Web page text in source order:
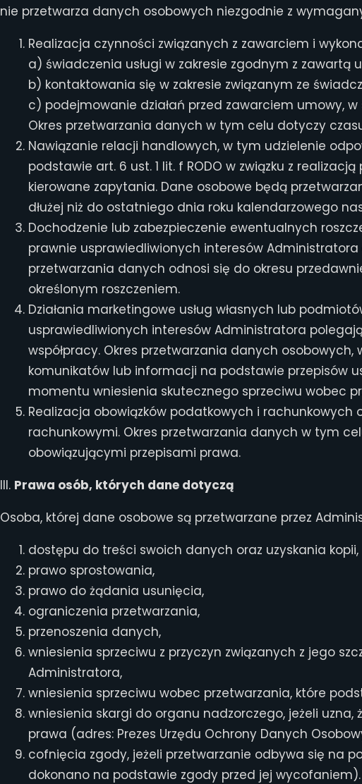
nie przetwarza danych osobowych niezgodnie z
Realizacja czynności związanych z zawarciem i
a) świadczenia usługi w zakresie zgodnym z zawartą
b) kontaktowania się w zakresie związanym ze
c) podejmowanie działań przed zawarciem umowy,
Okres przetwarzania danych w tym celu dotyczy
Nawiązanie relacji handlowych, w tym udzielenie
podstawie art. 6 ust. 1 lit. f RODO w związku z
kierowane zapytania. Dane osobowe będą
dłużej niż do ostatniego dnia roku kalendarzowego
Dochodzenie lub zabezpieczenie ewentualnych
prawnie usprawiedliwionych interesów
przetwarzania danych odnosi się do okresu
określonym roszczeniem.
Działania marketingowe usług własnych lub
usprawiedliwionych interesów Administratora
współpracy. Okres przetwarzania danych
komunikatów lub informacji na podstawie przepisów
momentu wniesienia skutecznego sprzeciwu wobec
Realizacja obowiązków podatkowych i rachunkowych
rachunkowymi. Okres przetwarzania danych w tym
obowiązującymi przepisami prawa.
III. Prawa osób, których dane dotyczą
Osoba, której dane osobowe są przetwarzane przez
dostępu do treści swoich danych oraz uzyskania kopii,
prawo sprostowania,
prawo do żądania usunięcia,
ograniczenia przetwarzania,
przenoszenia danych,
wniesienia sprzeciwu z przyczyn związanych z jego
Administratora,
wniesienia sprzeciwu wobec przetwarzania, które
wniesienia skargi do organu nadzorczego, jeżeli
prawa (adres: Prezes Urzędu Ochrony Danych
cofnięcia zgody, jeżeli przetwarzanie odbywa się na
dokonano na podstawie zgody przed jej wycofaniem).